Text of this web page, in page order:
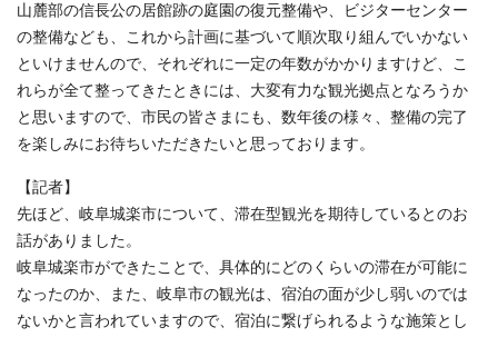
山麓部の信長公の居館跡の庭園の復元整備や、ビジターセンター
の整備なども、これから計画に基づいて順次取り組んでいかない
といけませんので、それぞれに一定の年数がかかりますけど、こ
れらが全て整ってきたときには、大変有力な観光拠点となろうか
と思いますので、市民の皆さまにも、数年後の様々、整備の完了
を楽しみにお待ちいただきたいと思っております。
【記者】
先ほど、岐阜城楽市について、滞在型観光を期待しているとのお
話がありました。
岐阜城楽市ができたことで、具体的にどのくらいの滞在が可能に
なったのか、また、岐阜市の観光は、宿泊の面が少し弱いのでは
ないかと言われていますので、宿泊に繋げられるような施策とし